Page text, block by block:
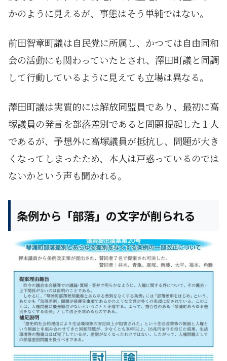
かのように見えるが、事態はそう単純ではない。
前田智章町議は自民党に所属し、かつては自由同和
会の活動にも関わっていたとされ、澤田町議と同調
して行動しているように見えても立場は異なる。
澤田町議は実質的には解放同盟員であり、最初に高
塚議員の発言を部落差別であると問題提起した１人
であるが、予想外に高塚議員が抵抗し、問題が大き
くなってしまったため、本人は戸惑っているのでは
ないかという声も聞かれる。
条例から「部落」の文字が削られる